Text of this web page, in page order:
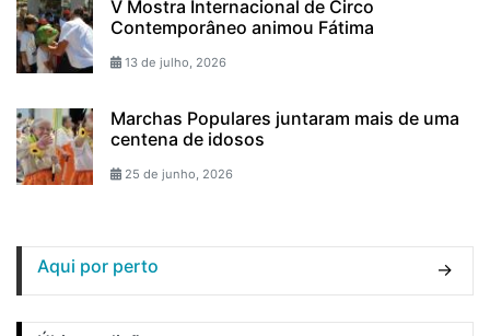
V Mostra Internacional de Circo
Contemporâneo animou Fátima
13 de julho, 2026
Marchas Populares juntaram mais de uma
centena de idosos
25 de junho, 2026
Aqui por perto →